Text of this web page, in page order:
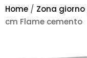
Home / Zona giorno
cm Flame cemento